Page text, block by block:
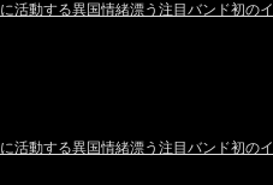
活動する異国情緒漂う注目バンド初のイ
活動する異国情緒漂う注目バンド初のイ